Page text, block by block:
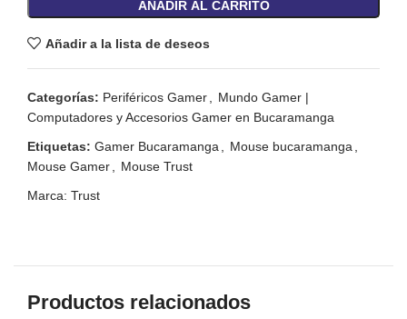
AÑADIR AL CARRITO
Añadir a la lista de deseos
Categorías: Periféricos Gamer, Mundo Gamer |
Computadores y Accesorios Gamer en Bucaramanga
Etiquetas: Gamer Bucaramanga, Mouse bucaramanga,
Mouse Gamer, Mouse Trust
Marca: Trust
Productos relacionados